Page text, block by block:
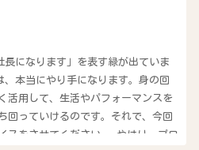
になります」を表す緑が出ていま
本当にやり手になります。身の回
活用して、生活やパフォーマンスを
回っていけるのです。それで、今回
スをさせてください。 やはり、プロ